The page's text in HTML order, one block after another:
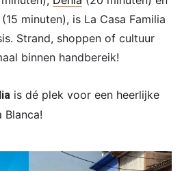
minuten), is La Casa Familia
Strand, shoppen of cultuur
binnen handbereik!
is dé plek voor een heerlijke
Blanca!